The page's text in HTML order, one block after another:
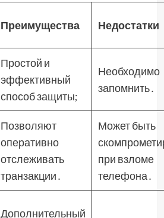
Преимущества Недостатки
Простой и
эффективный
способ защиты;
Необходимо
запомнить․
Позволяют
оперативно
отслеживать
транзакции․
Может быть
при взломе
телефона․
Дополнительный